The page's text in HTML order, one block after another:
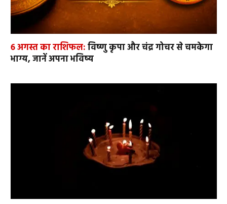
6 अगस्त का राशिफल:विष्णु कृपा और चंद्र गोचर से चमकेगा
भाग्य, जानें अपना भविष्य